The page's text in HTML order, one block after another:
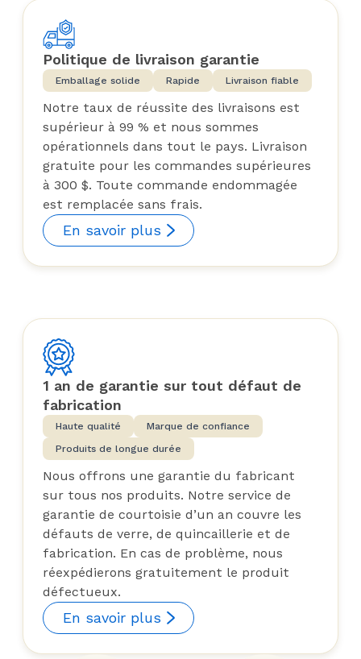
Politique de livraison garantie
Emballage solide Rapide Livraison fiable
Notre taux de réussite des livraisons est
supérieur à 99 % et nous sommes
opérationnels dans tout le pays. Livraison
gratuite pour les commandes supérieures
à 300 $. Toute commande endommagée
est remplacée sans frais.
En savoir plus
1 an de garantie sur tout défaut de
fabrication
Haute qualité
Marque de confiance
Produits de longue durée
Nous offrons une garantie du fabricant
sur tous nos produits. Notre service de
garantie de courtoisie d’un an couvre les
défauts de verre, de quincaillerie et de
fabrication. En cas de problème, nous
réexpédierons gratuitement le produit
défectueux.
En savoir plus